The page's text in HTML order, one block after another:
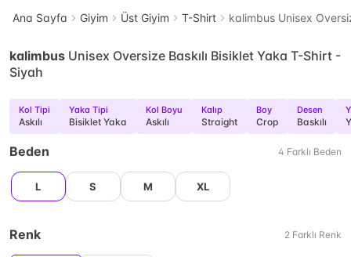
Ana Sayfa Giyim Üst Giyim T-Shirt kalimbus Unisex
kalimbus Unisex Oversize Baskılı Bisiklet Yaka T-Shirt -
Siyah
Kol Tipi
Askılı
Yaka Tipi
Bisiklet Yaka
Kol Boyu
Askılı
Kalıp
Straight
Boy
Crop
Desen
Baskılı
Beden 4 Farklı Beden
L S M XL
Renk 2 Farklı Renk